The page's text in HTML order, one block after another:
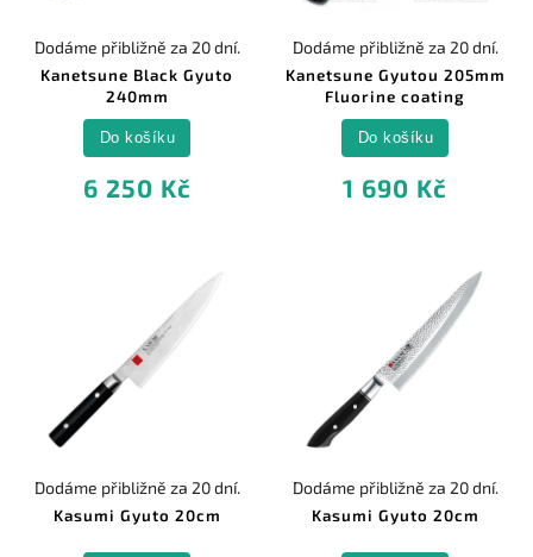
Kanetsune Black Gyuto
240mm
Dodáme přibližně za 20 dní.
6 250 Kč
Do košíku
Kanetsune Gyutou 205mm
Fluorine coating
Dodáme přibližně za 20 dní.
1 690 Kč
Do košíku
Kasumi Gyuto 20cm
Dodáme přibližně za 20 dní.
Kasumi Gyuto 20cm
Dodáme přibližně za 20 dní.